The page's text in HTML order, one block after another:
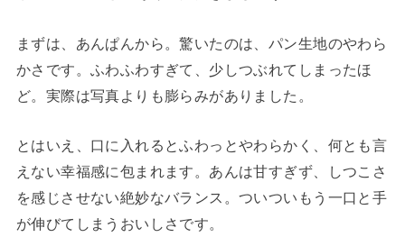
まずは、あんぱんから。驚いたのは、パン生地のやわら
かさです。ふわふわすぎて、少しつぶれてしまったほ
ど。実際は写真よりも膨らみがありました。
とはいえ、口に入れるとふわっとやわらかく、何とも言
えない幸福感に包まれます。あんは甘すぎず、しつこさ
を感じさせない絶妙なバランス。ついついもう一口と手
が伸びてしまうおいしさです。